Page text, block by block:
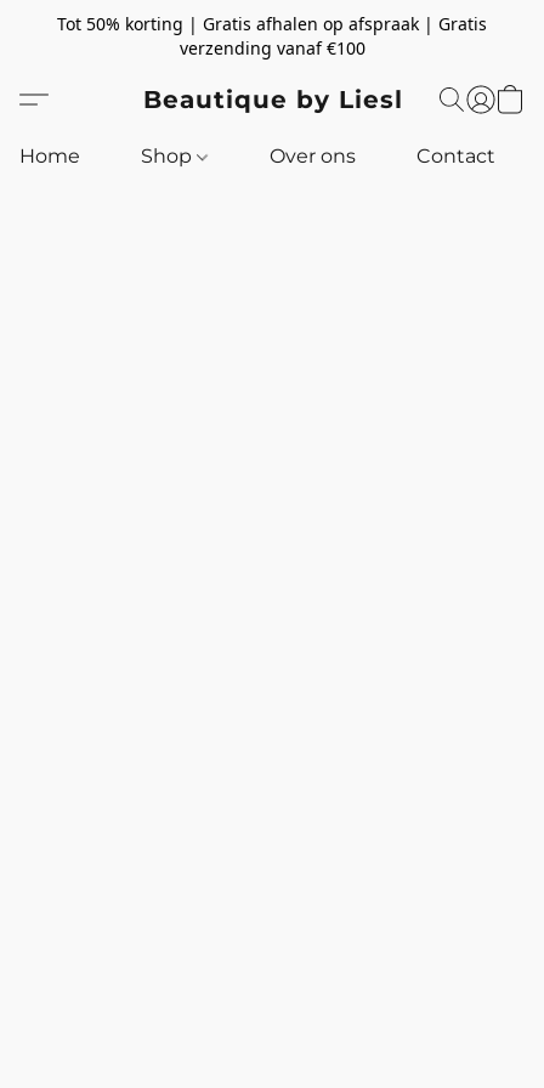
Tot 50% korting | Gratis afhalen op afspraak | Gratis
verzending vanaf €100
Beautique by Liesl
Home Shop Over ons Contact